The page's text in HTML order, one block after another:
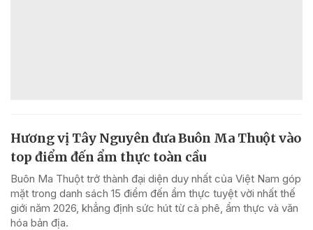
Hương vị Tây Nguyên đưa Buôn Ma Thuột vào
top điểm đến ẩm thực toàn cầu
Buôn Ma Thuột trở thành đại diện duy nhất của Việt Nam góp
mặt trong danh sách 15 điểm đến ẩm thực tuyệt vời nhất thế
giới năm 2026, khẳng định sức hút từ cà phê, ẩm thực và văn
hóa bản địa.